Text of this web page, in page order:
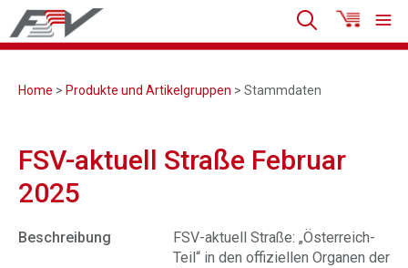
Home > Produkte und Artikelgruppen > Stammdaten
FSV-aktuell Straße Februar
2025
Beschreibung
FSV-aktuell Straße: „Österreich-
Teil“ in den offiziellen Organen der